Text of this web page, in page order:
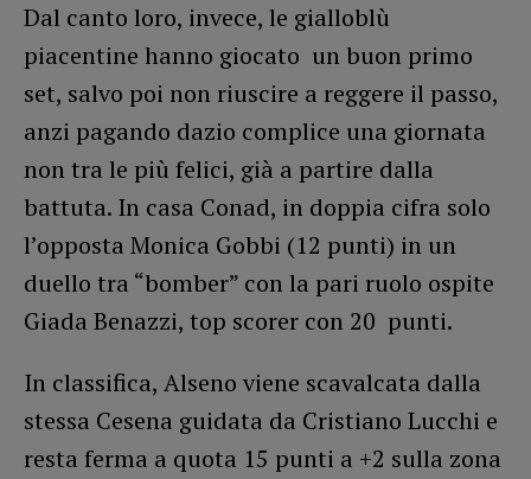
Dal canto loro, invece, le gialloblù
piacentine hanno giocato un buon primo
set, salvo poi non riuscire a reggere il passo,
anzi pagando dazio complice una giornata
non tra le più felici, già a partire dalla
battuta. In casa Conad, in doppia cifra solo
l’opposta Monica Gobbi (12 punti) in un
duello tra “bomber” con la pari ruolo ospite
Giada Benazzi, top scorer con 20 punti.
In classifica, Alseno viene scavalcata dalla
stessa Cesena guidata da Cristiano Lucchi e
resta ferma a quota 15 punti a +2 sulla zona